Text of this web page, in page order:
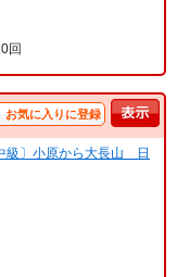
回
お気に入りに登録
級〕小原から大長山 日